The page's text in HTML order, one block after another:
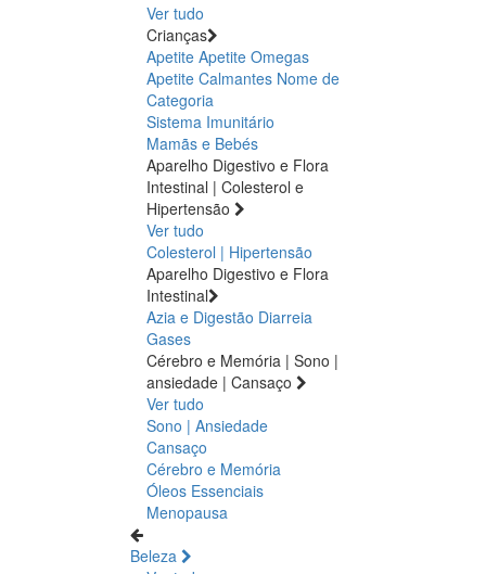
Ver tudo
Crianças
Apetite Apetite Omegas
Apetite Calmantes Nome de
Categoria
Sistema Imunitário
Mamãs e Bebés
Aparelho Digestivo e Flora
Intestinal | Colesterol e
Hipertensão
Ver tudo
Colesterol | Hipertensão
Aparelho Digestivo e Flora
Intestinal
Azia e Digestão Diarreia
Gases
Cérebro e Memória | Sono |
ansiedade | Cansaço
Ver tudo
Sono | Ansiedade
Cansaço
Cérebro e Memória
Óleos Essenciais
Menopausa
Beleza